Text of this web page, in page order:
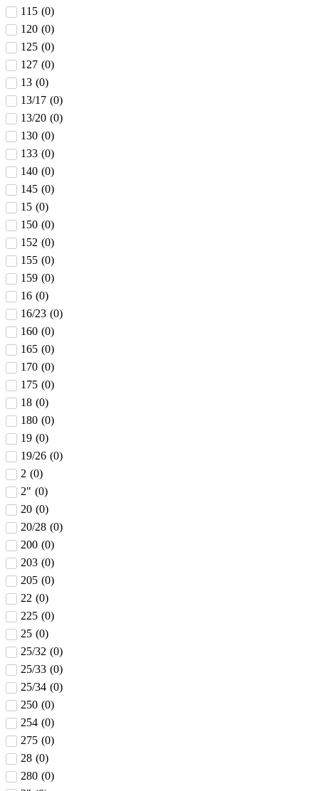
115 (0)
120 (0)
125 (0)
127 (0)
13 (0)
13/17 (0)
13/20 (0)
130 (0)
133 (0)
140 (0)
145 (0)
15 (0)
150 (0)
152 (0)
155 (0)
159 (0)
16 (0)
16/23 (0)
160 (0)
165 (0)
170 (0)
175 (0)
18 (0)
180 (0)
19 (0)
19/26 (0)
2 (0)
2" (0)
20 (0)
20/28 (0)
200 (0)
203 (0)
205 (0)
22 (0)
225 (0)
25 (0)
25/32 (0)
25/33 (0)
25/34 (0)
250 (0)
254 (0)
275 (0)
28 (0)
280 (0)